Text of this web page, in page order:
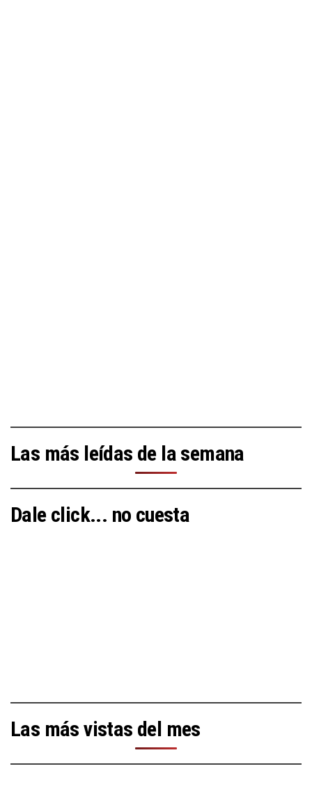
Las más leídas de la semana
Dale click... no cuesta
Las más vistas del mes